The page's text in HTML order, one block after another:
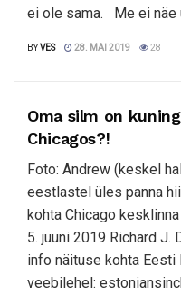
ei ole sama. Me ei näe
BYVES 28. MAI 2019 28
Oma silm on
Chicagos?!
Foto: Andrew (keskel
eestlastel üles panna
kohta Chicago
5. juuni 2019 Richard J.
info näituse kohta
veebilehel: